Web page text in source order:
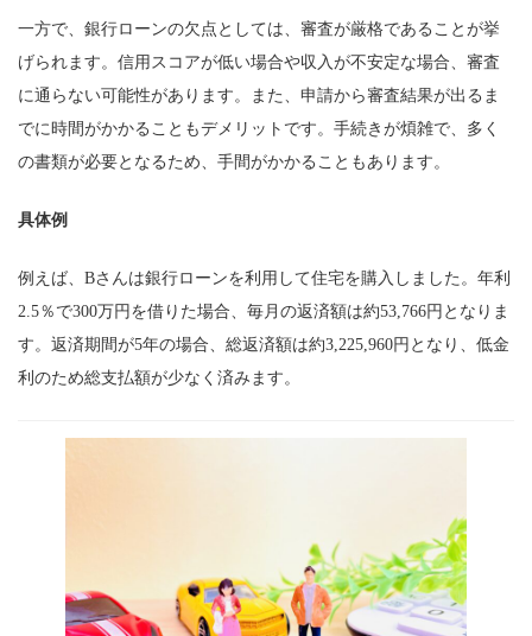
一方で、銀行ローンの欠点としては、審査が厳格であることが挙
げられます。信用スコアが低い場合や収入が不安定な場合、審査
に通らない可能性があります。また、申請から審査結果が出るま
でに時間がかかることもデメリットです。手続きが煩雑で、多く
の書類が必要となるため、手間がかかることもあります。
具体例
例えば、Bさんは銀行ローンを利用して住宅を購入しました。年利
2.5％で300万円を借りた場合、毎月の返済額は約53,766円となりま
す。返済期間が5年の場合、総返済額は約3,225,960円となり、低金
利のため総支払額が少なく済みます。